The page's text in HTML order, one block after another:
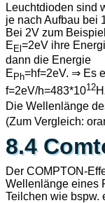
Leuchtdioden sind
je nach Aufbau bei
Bei 2V zum
EEl=2eV ihre
dann die Energie
E Ph=hf=2eV. ⇒ Es
f=2eV/h=483*1012
Die Wellenlänge
(Zum Vergleich:
8.4
Der COMPTON-
Wellenlänge eines
Teilchen wie bspw.